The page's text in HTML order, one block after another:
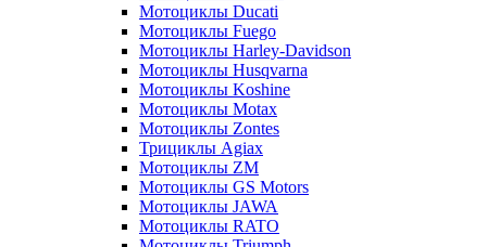
Мотоциклы Ducati
Мотоциклы Fuego
Мотоциклы Harley-Davidson
Мотоциклы Husqvarna
Мотоциклы Koshine
Мотоциклы Motax
Мотоциклы Zontes
Трициклы Agiax
Мотоциклы ZM
Мотоциклы GS Motors
Мотоциклы JAWA
Мотоциклы RATO